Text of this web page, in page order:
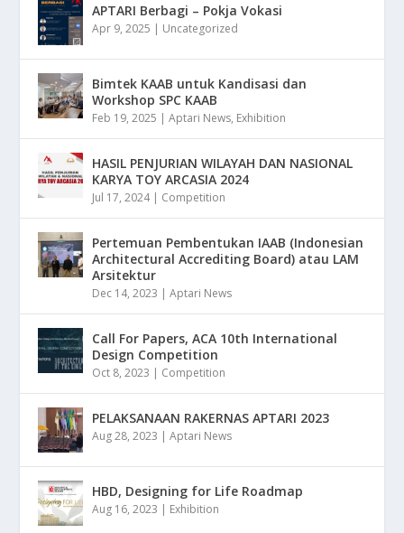
APTARI Berbagi – Pokja Vokasi
Apr 9, 2025 | Uncategorized
Bimtek KAAB untuk Kandisasi dan
Workshop SPC KAAB
Feb 19, 2025 |Aptari News, Exhibition
HASIL PENJURIAN WILAYAH DAN NASIONAL
KARYA TOY ARCASIA 2024
Jul 17, 2024| Competition
Pertemuan Pembentukan IAAB (Indonesian
Architectural Accrediting Board) atau LAM
Arsitektur
Dec 14, 2023 |Aptari News
Call For Papers, ACA 10th International
Design Competition
Oct 8, 2023 | Competition
PELAKSANAAN RAKERNAS APTARI 2023
Aug 28, 2023 |Aptari News
HBD, Designing for Life Roadmap
Aug 16, 2023 | Exhibition